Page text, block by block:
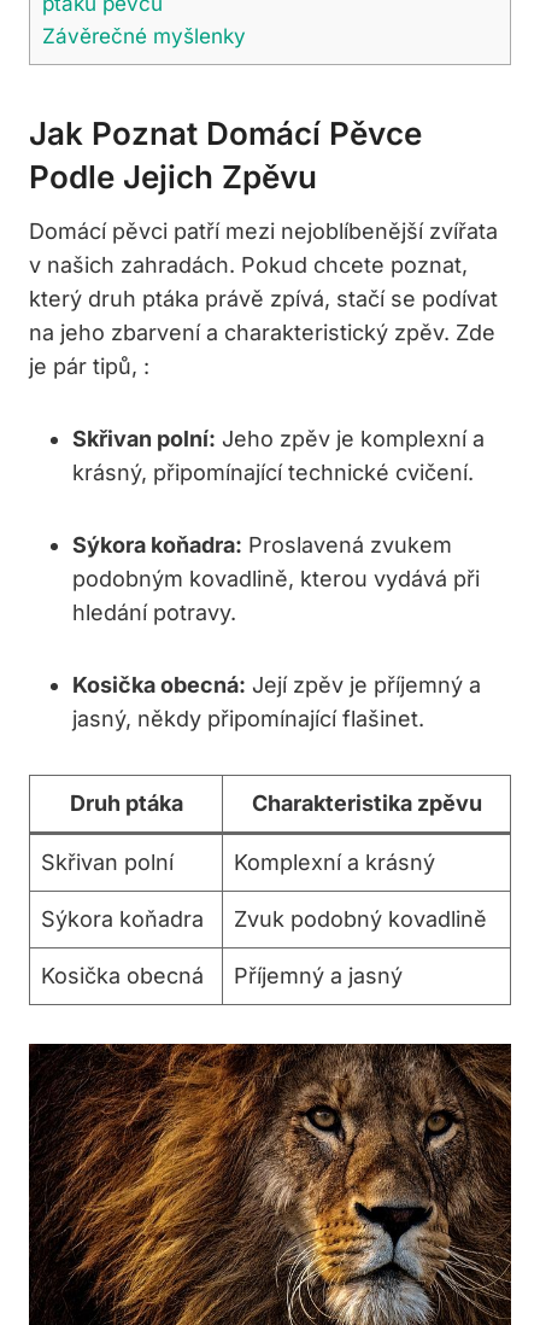
Závěrečné myšlenky
Jak Poznat Domácí Pěvce
Podle Jejich Zpěvu
Domácí pěvci patří mezi nejoblíbenější zvířata
v našich zahradách. Pokud chcete poznat,
který druh ptáka právě zpívá, stačí se podívat
na jeho zbarvení a charakteristický zpěv. Zde
je pár tipů, :
Skřivan polní: Jeho zpěv je komplexní a
krásný, připomínající technické cvičení.
Sýkora koňadra: Proslavená zvukem
podobným kovadlině, kterou vydává při
hledání potravy.
Kosička obecná: Její zpěv je příjemný a
jasný, někdy připomínající flašinet.
Druh ptáka Charakteristika zpěvu
Skřivan polní Komplexní a krásný
Sýkora koňadra Zvuk podobný kovadlině
Kosička obecná Příjemný a jasný